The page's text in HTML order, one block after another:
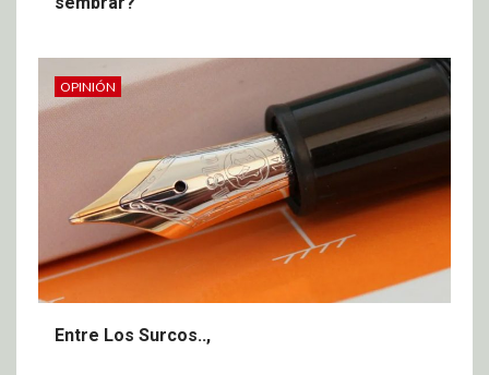
OPINIÓN
Entre Los Surcos..,